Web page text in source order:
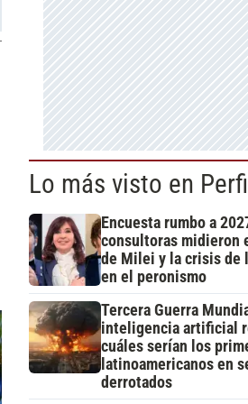
Lo más visto en
Encuesta rumbo a
consultoras midieron
de Milei y la crisis de
en el peronismo
Tercera Guerra
inteligencia artificial
cuáles serían los
latinoamericanos en
derrotados